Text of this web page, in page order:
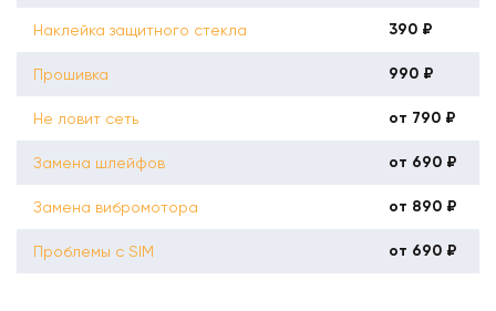
Наклейка защитного стекла 390 ₽
Прошивка 990 ₽
Не ловит сеть от 790 ₽
Замена шлейфов от 690 ₽
Замена вибромотора от 890 ₽
Проблемы с SIM от 690 ₽